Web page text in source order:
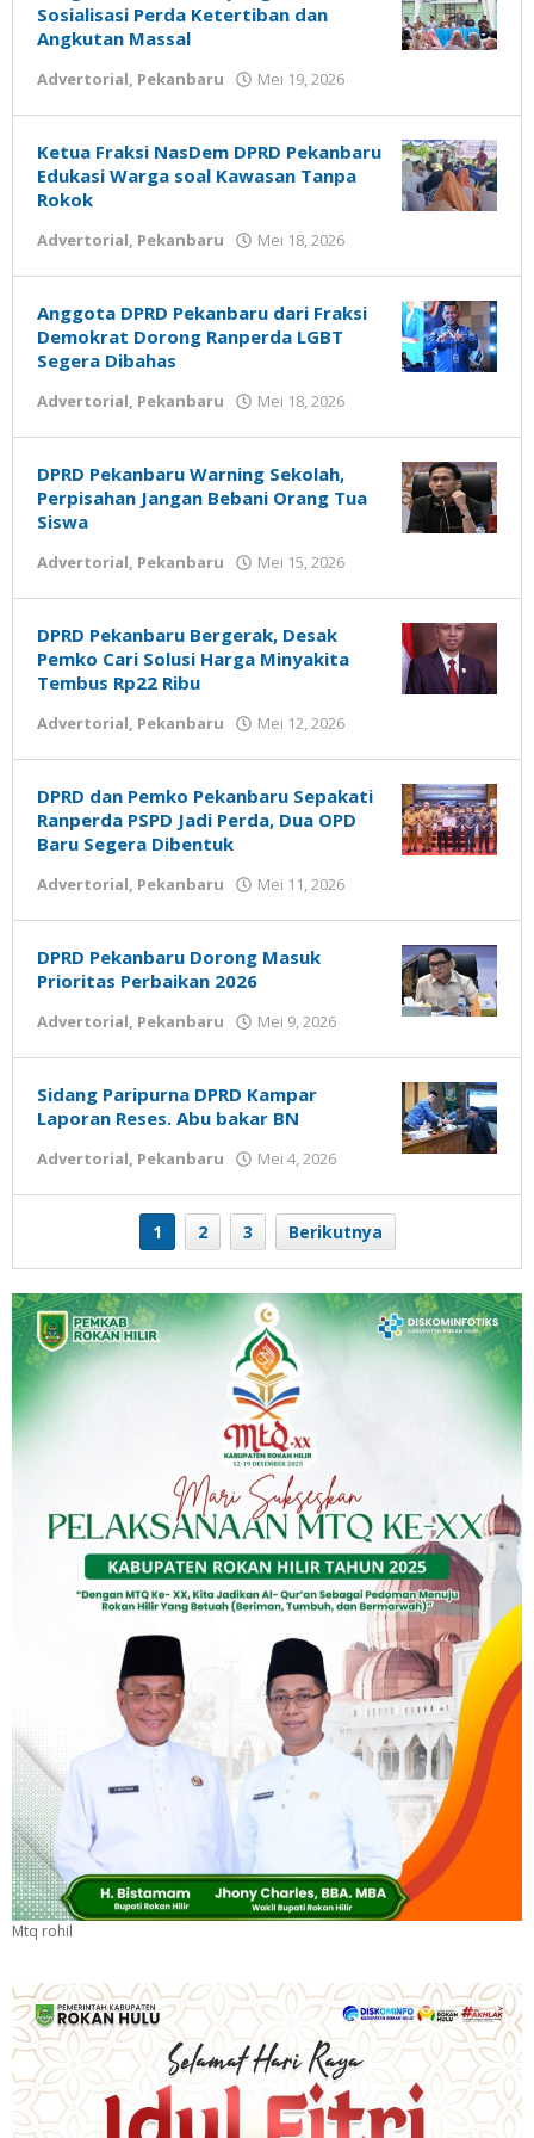
Sosialisasi Perda Ketertiban dan
Angkutan Massal
Advertorial, Pekanbaru Mei 19, 2026
Ketua Fraksi NasDem DPRD Pekanbaru
Edukasi Warga soal Kawasan Tanpa
Rokok
Advertorial, Pekanbaru Mei 18, 2026
Anggota DPRD Pekanbaru dari Fraksi
Demokrat Dorong Ranperda LGBT
Segera Dibahas
Advertorial, Pekanbaru Mei 18, 2026
DPRD Pekanbaru Warning Sekolah,
Perpisahan Jangan Bebani Orang Tua
Siswa
Advertorial, Pekanbaru Mei 15, 2026
DPRD Pekanbaru Bergerak, Desak
Pemko Cari Solusi Harga Minyakita
Tembus Rp22 Ribu
Advertorial, Pekanbaru Mei 12, 2026
DPRD dan Pemko Pekanbaru Sepakati
Ranperda PSPD Jadi Perda, Dua OPD
Baru Segera Dibentuk
Advertorial, Pekanbaru Mei 11, 2026
DPRD Pekanbaru Dorong Masuk
Prioritas Perbaikan 2026
Advertorial, Pekanbaru Mei 9, 2026
Sidang Paripurna DPRD Kampar
Laporan Reses. Abu bakar BN
Advertorial, Pekanbaru Mei 4, 2026
1 2 3 Berikutnya
Mtq rohil